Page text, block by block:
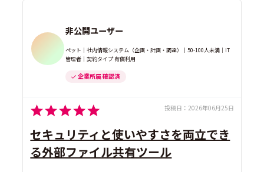
非公開ユーザー
ペット｜社内情報システム（企画・計画・調達）｜50-100人未満｜IT
管理者｜契約タイプ 有償利用
企業所属 確認済
投稿日： 2026年06月25日
セキュリティと使いやすさを両立でき
る外部ファイル共有ツール